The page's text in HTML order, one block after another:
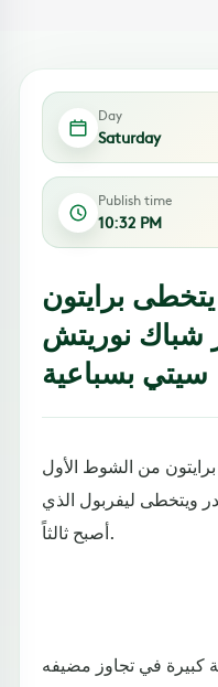
Day
Saturday
Publish time
10:32 PM
برايتون
نوريتش
سيتي بسباعية
من الشوط الأول
ويتخطى ليفربول الذي
أصبح ثالثاً.
كبيرة في تجاوز مضيفه